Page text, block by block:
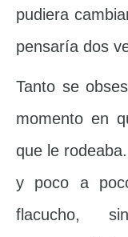
pudiera
pensaría dos
Tanto se
momento en
que le
y poco a
flacucho,